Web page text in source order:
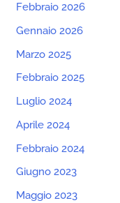
Febbraio 2026
Gennaio 2026
Marzo 2025
Febbraio 2025
Luglio 2024
Aprile 2024
Febbraio 2024
Giugno 2023
Maggio 2023